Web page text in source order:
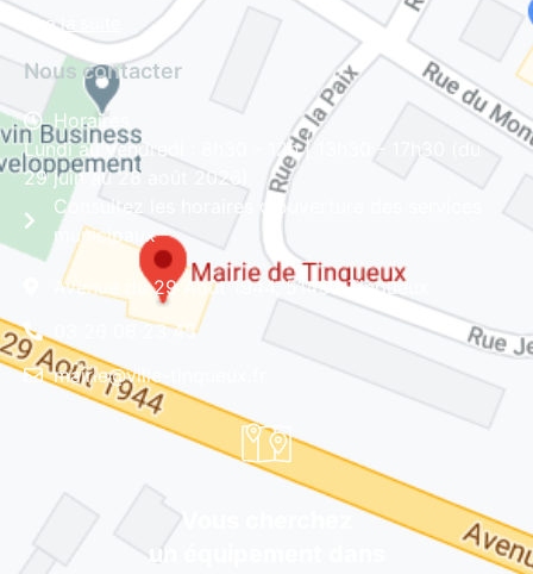
Lire la suite
Nous contacter
Horaires
Lundi au vendredi : 8h30 - 12h | 13h30 - 17h30 (du
29 juin au 28 août 2026)
Consultez les horaires d'ouverture des services
municipaux
Avenue du 29 Août 1944, 51430 Tinqueux
03 26 08 23 45
mairie@ville-tinqueux.fr
Vous cherchez
un équipement dans